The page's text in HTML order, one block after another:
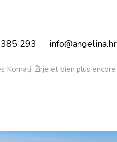
293 info@angelina.hr
Kornati, Žirje et bien plus encore